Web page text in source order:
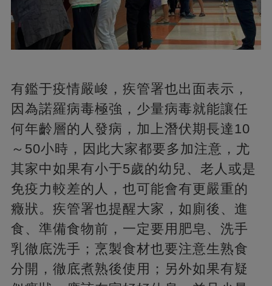
有鑑于疫情嚴峻，疾管署也出面表示，
因為諾羅病毒極強，少量病毒就能讓任
何年齡層的人發病，加上潛伏期長達10
～50小時，因此大家都要多加注意，尤
其家中如果有小于5歲的幼兒、老人或是
免疫力較差的人，也可能會有更嚴重的
癥狀。疾管署也提醒大家，如廁後、進
食、準備食物前，一定要用肥皂、洗手
乳徹底洗手；烹製食材也要注意生熟食
分開，徹底煮熟後使用；另外如果有疑